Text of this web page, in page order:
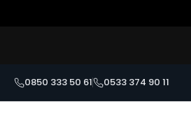
0850 333 50 61 0533 374 90 11